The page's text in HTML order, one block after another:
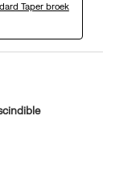
Taper broek